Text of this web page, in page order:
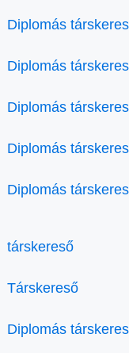
Diplomás
Diplomás
Diplomás
Diplomás
Diplomás
társkereső
Társkereső
Diplomás